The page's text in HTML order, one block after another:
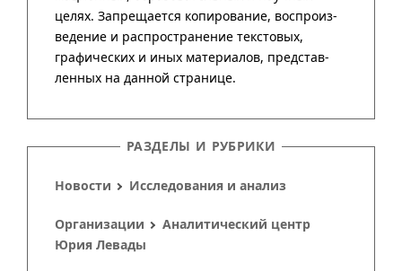
РАЗДЕЛЫ И РУБРИКИ
Новости Исследования и анализ
Организации
Аналитический центр
Юрия Левады